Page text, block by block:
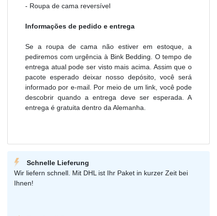
- Roupa de cama reversível
Informações de pedido e entrega
Se a roupa de cama não estiver em estoque, a
pediremos com urgência à Bink Bedding. O tempo de
entrega atual pode ser visto mais acima. Assim que o
pacote esperado deixar nosso depósito, você será
informado por e-mail. Por meio de um link, você pode
descobrir quando a entrega deve ser esperada. A
entrega é gratuita dentro da Alemanha.
Schnelle Lieferung
Wir liefern schnell. Mit DHL ist Ihr Paket in kurzer Zeit bei
Ihnen!